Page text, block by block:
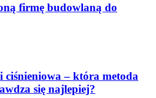
firmę budowlaną do
– która metoda
się najlepiej?